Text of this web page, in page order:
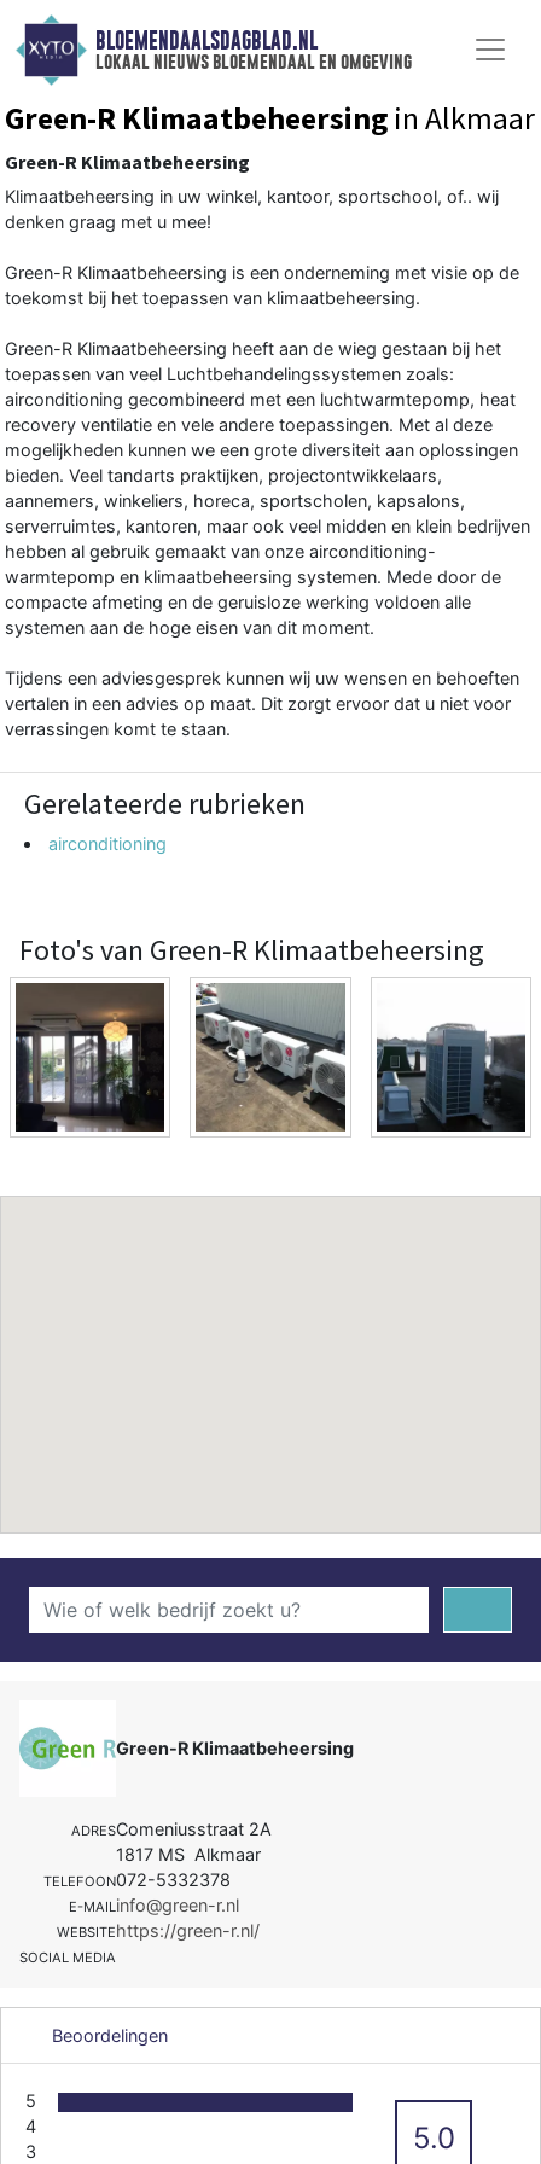
BLOEMENDAALSDAGBLAD.NL
lokaal nieuws bloemendaal en omgeving
Green-R Klimaatbeheersing in Alkmaar
Green-R Klimaatbeheersing
Klimaatbeheersing in uw winkel, kantoor, sportschool, of.. wij
denken graag met u mee!
Green-R Klimaatbeheersing is een onderneming met visie op de
toekomst bij het toepassen van klimaatbeheersing.
Green-R Klimaatbeheersing heeft aan de wieg gestaan bij het
toepassen van veel Luchtbehandelingssystemen zoals:
airconditioning gecombineerd met een luchtwarmtepomp, heat
recovery ventilatie en vele andere toepassingen. Met al deze
mogelijkheden kunnen we een grote diversiteit aan oplossingen
bieden. Veel tandarts praktijken, projectontwikkelaars,
aannemers, winkeliers, horeca, sportscholen, kapsalons,
serverruimtes, kantoren, maar ook veel midden en klein bedrijven
hebben al gebruik gemaakt van onze airconditioning-
warmtepomp en klimaatbeheersing systemen. Mede door de
compacte afmeting en de geruisloze werking voldoen alle
systemen aan de hoge eisen van dit moment.
Tijdens een adviesgesprek kunnen wij uw wensen en behoeften
vertalen in een advies op maat. Dit zorgt ervoor dat u niet voor
verrassingen komt te staan.
Gerelateerde rubrieken
airconditioning
Foto's van Green-R Klimaatbeheersing
Green-R Klimaatbeheersing
ADRESComeniusstraat 2A
1817 MS Alkmaar
TELEFOON072-5332378
E-MAILinfo@green-r.nl
WEBSITEhttps://green-r.nl/
SOCIAL MEDIA
Beoordelingen
5
4
3
5.0